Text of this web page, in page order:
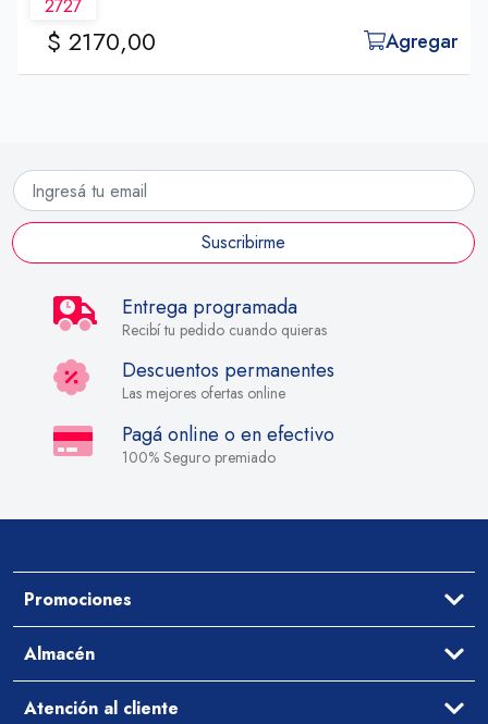
$ 2170,00 Agregar
Suscribirme
Entrega programada
Recibí tu pedido cuando quieras
Descuentos permanentes
Las mejores ofertas online
Pagá online o en efectivo
100% Seguro premiado
Promociones
Almacén
Atención al cliente